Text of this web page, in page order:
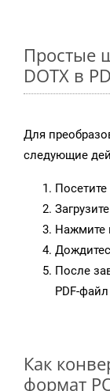
Простые
DOTX в
Для
следующие
Нажмите
После
PDF-
Как
формат